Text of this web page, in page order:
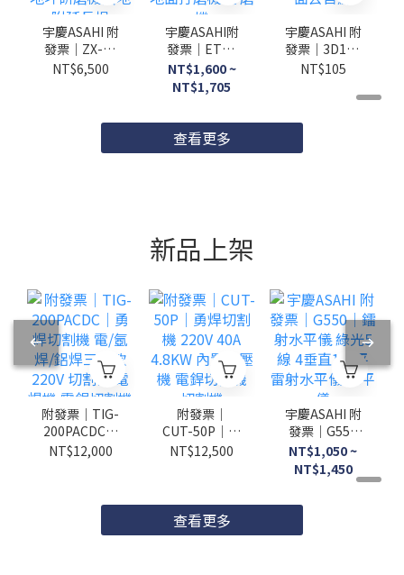
宇慶ASAHI 附
發票｜ZX-31
｜專業三輪粗
NT$6,500
宇慶ASAHI附
發票｜ET28
｜多功能水泥
修邊機 平面拋
光機水泥地面
NT$1,600 ~
NT$1,705
宇慶ASAHI 附
發票｜3D180
｜碗型鋼絲除
除銹輪地面去
NT$105
查看更多
新品上架
附發票｜TIG-
200PACDC｜
勇焊切割機
電/氬焊/鋁焊
NT$12,000
附發票｜
CUT-50P｜勇
焊切割機
220V 40A
機 切割機
NT$12,500
宇慶ASAHI 附
發票｜G550
｜鐳射水平儀
綠光5線 4垂
直1水平 雷射
NT$1,050 ~
NT$1,450
查看更多